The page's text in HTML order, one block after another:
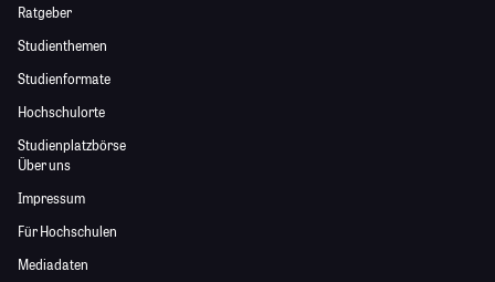
Ratgeber
Studienthemen
Studienformate
Hochschulorte
Studienplatzbörse
Über uns
Impressum
Für Hochschulen
Mediadaten